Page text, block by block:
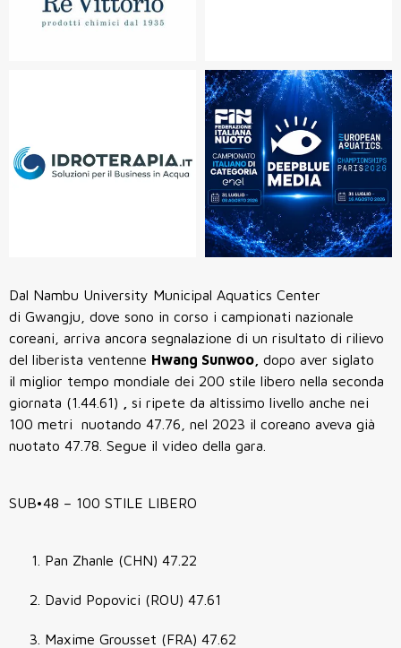
Dal Nambu University Municipal Aquatics Center
di Gwangju, dove sono in corso i campionati nazionale
coreani, arriva ancora segnalazione di un risultato di rilievo
del liberista ventenne Hwang Sunwoo, dopo aver siglato
il miglior tempo mondiale dei 200 stile libero nella seconda
giornata (1.44.61)
si ripete da altissimo livello anche nei
100 metri nuotando 47.76, nel 2023 il coreano aveva già
nuotato 47.78. Segue il video della gara.
SUB•48 – 100 STILE LIBERO
Pan Zhanle (CHN) 47.22
David Popovici (ROU) 47.61
Maxime Grousset (FRA) 47.62